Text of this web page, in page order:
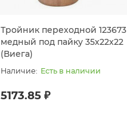
Тройник переходной 123673
медный под пайку 35х22х22
(Виега)
Есть в наличии
5173.85 ₽